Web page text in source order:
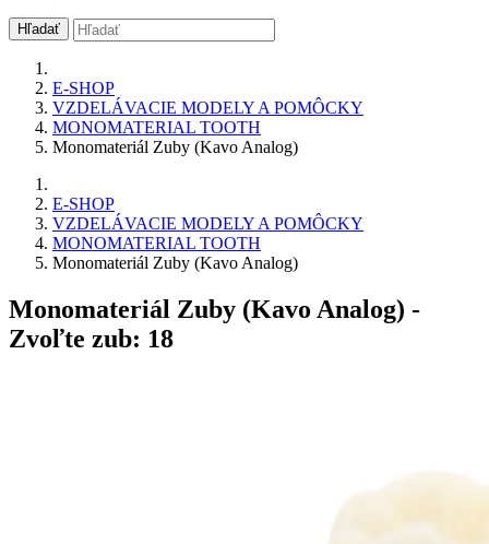
Hľadať
E-SHOP
VZDELÁVACIE MODELY A POMÔCKY
MONOMATERIAL TOOTH
Monomateriál Zuby (Kavo Analog)
E-SHOP
VZDELÁVACIE MODELY A POMÔCKY
MONOMATERIAL TOOTH
Monomateriál Zuby (Kavo Analog)
Monomateriál Zuby (Kavo Analog) -
Zvoľte zub: 18